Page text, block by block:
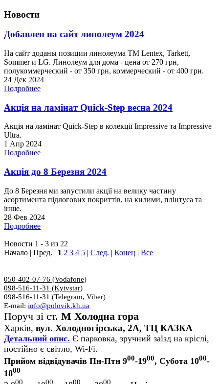
Новости
Добавлен на сайт линолеум 2024
На сайт доданы позиции линолеума ТМ Lentex, Tarkett,
Sommer и LG. Линолеум для дома - цена от 270 грн,
полукоммерческий - от 350 грн, коммерческий - от 400 грн.
24 Дек 2024
Подробнее
Акція на ламінат Quick-Step весна 2024
Акція на ламінат Quick-Step в колекції Impressive та Impressive
Ultra.
1 Апр 2024
Подробнее
Акція до 8 Березня 2024
До 8 Березня ми запустили акції на велику частину
асортимента підлогових покриттів, на килими, плінтуса та
інше.
28 Фев 2024
Подробнее
Новости 1 - 3 из 22
Начало | Пред. | 1 2 3 4 5 | След. | Конец | Все
050-402-07-76 (Vodafone)
098-516-11-31 (Kyivstar)
098-516-11-31 (Telegram, Viber)
E-mail: info@polovik.kh.ua
Поруч зі ст. М Холодна гора
Харків, вул. Холодногірська, 2А, ТЦ КАЗКА
Детальний опис. Є парковка, зручний заїзд на кріслі,
постійно є світло, Wi-Fi.
Прийом відвідувачів Пн-Птн 900-1900, Субота 1000-
1800
00 00 00 00